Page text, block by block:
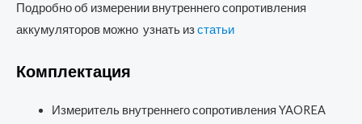
Подробно об измерении внутреннего сопротивления
аккумуляторов можно узнать изстатьи
Комплектация
Измеритель внутреннего сопротивления YAOREA